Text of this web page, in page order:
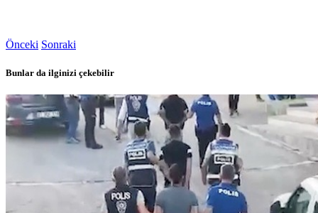
Önceki Sonraki
Bunlar da ilginizi çekebilir